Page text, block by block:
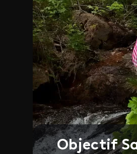
Objectif